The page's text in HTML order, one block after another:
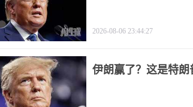
2026-08-06 23:44:27
伊朗赢了？这是特朗